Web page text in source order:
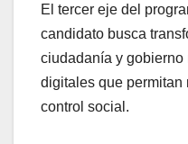
El tercer eje del
candidato busca
ciudadanía y
digitales que permitan
control social.